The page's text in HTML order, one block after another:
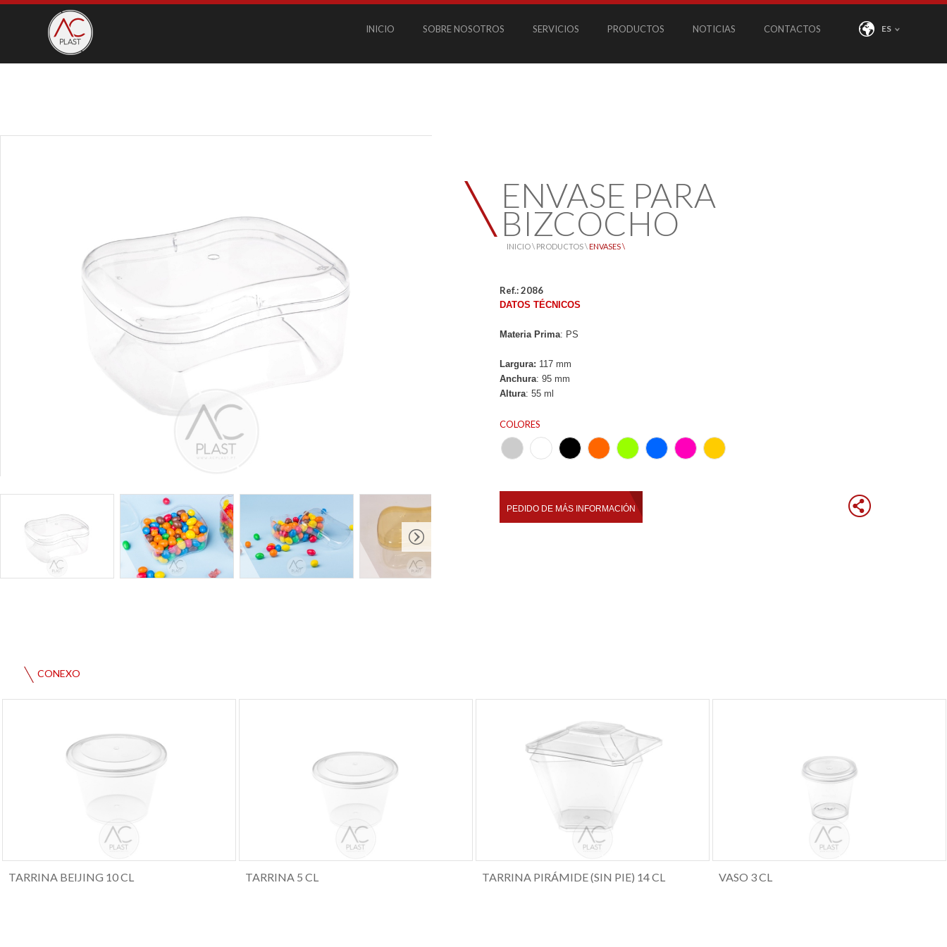
INICIO SOBRE NOSOTROS SERVICIOS PRODUCTOS NOTICIAS CONTACTOS ES
ENVASE PARA
BIZCOCHO
INICIO \ PRODUCTOS \ ENVASES \
Ref.: 2086
DATOS TÉCNICOS
Materia Prima: PS
Largura: 117 mm
Anchura: 95 mm
Altura: 55 ml
COLORES
CONEXO
TARRINA BEIJING 10 CL TARRINA 5 CL TARRINA PIRÁMIDE (SIN PIE) 14 CL VASO 3 CL